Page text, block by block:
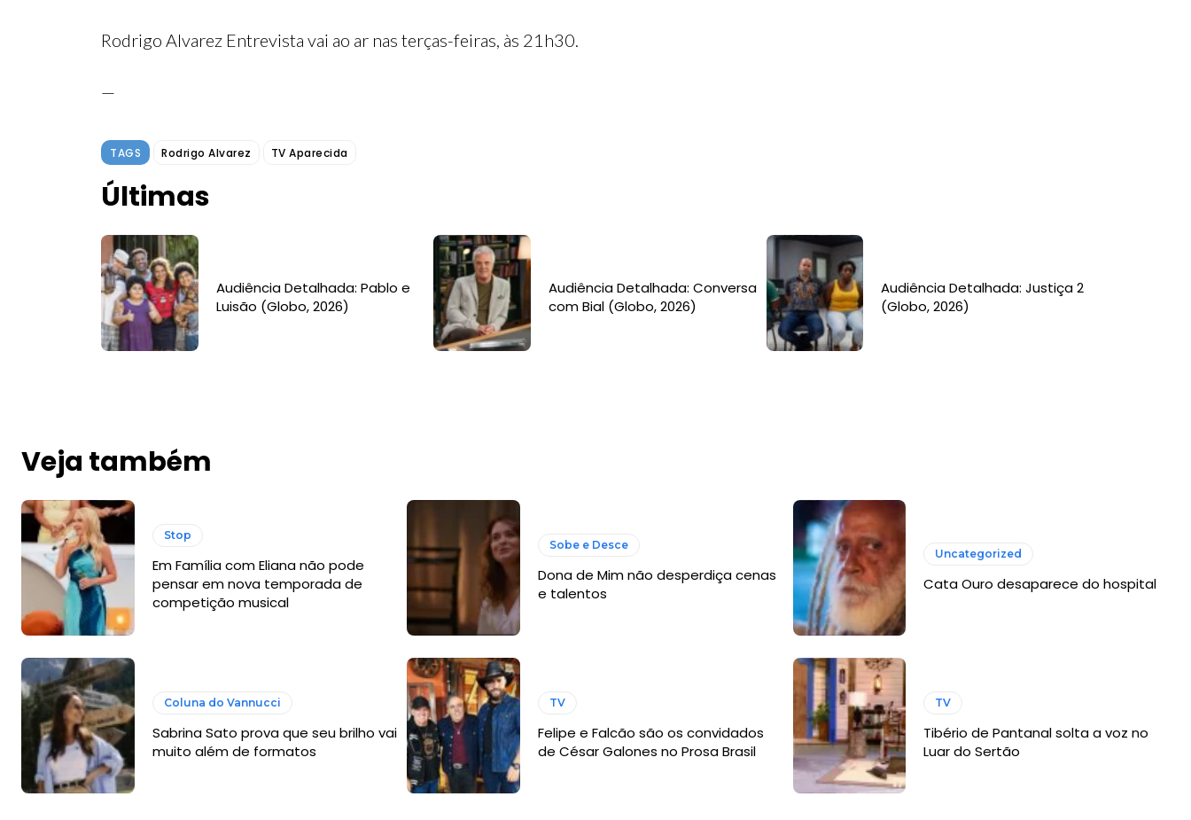
Rodrigo Alvarez Entrevista vai ao ar nas terças-feiras, às 21h30.
—
TAGS Rodrigo Alvarez TV Aparecida
Últimas
Audiência Detalhada: Pablo e
Luisão (Globo, 2026)
Audiência Detalhada: Conversa
com Bial (Globo, 2026)
Audiência Detalhada: Justiça 2
(Globo, 2026)
Veja também
Stop
Em Família com Eliana não pode
pensar em nova temporada de
competição musical
Sobe e Desce
Dona de Mim não desperdiça cenas
e talentos
Uncategorized
Cata Ouro desaparece do hospital
Coluna do Vannucci
Sabrina Sato prova que seu brilho vai
muito além de formatos
TV
Felipe e Falcão são os convidados
de César Galones no Prosa Brasil
TV
Tibério de Pantanal solta a voz no
Luar do Sertão